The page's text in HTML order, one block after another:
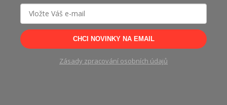
CHCI NOVINKY NA EMAIL
Zásady zpracování osobních údajů